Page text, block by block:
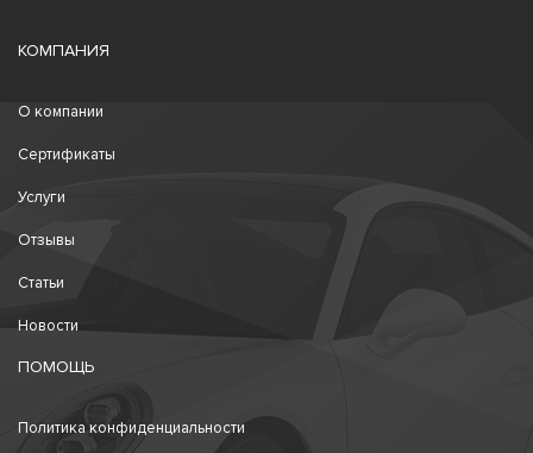
КОМПАНИЯ
О компании
Сертификаты
Услуги
Отзывы
Статьи
Новости
ПОМОЩЬ
Политика конфиденциальности